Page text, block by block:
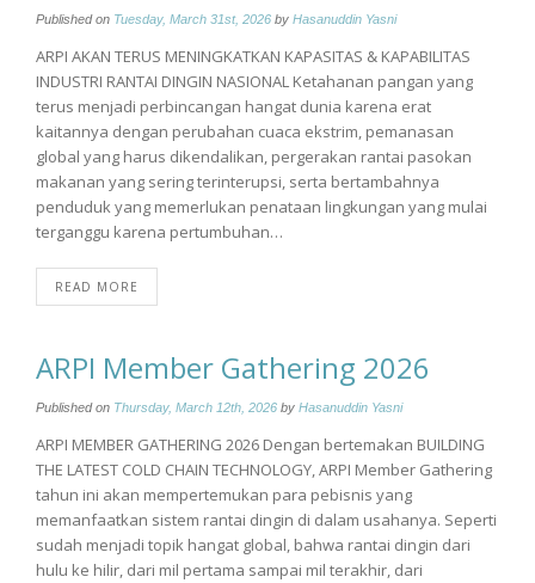
Published on Tuesday, March 31st, 2026 by Hasanuddin Yasni
ARPI AKAN TERUS MENINGKATKAN KAPASITAS & KAPABILITAS
INDUSTRI RANTAI DINGIN NASIONAL Ketahanan pangan yang
terus menjadi perbincangan hangat dunia karena erat
kaitannya dengan perubahan cuaca ekstrim, pemanasan
global yang harus dikendalikan, pergerakan rantai pasokan
makanan yang sering terinterupsi, serta bertambahnya
penduduk yang memerlukan penataan lingkungan yang mulai
terganggu karena pertumbuhan…
READ MORE
ARPI Member Gathering 2026
Published on Thursday, March 12th, 2026 by Hasanuddin Yasni
ARPI MEMBER GATHERING 2026 Dengan bertemakan BUILDING
THE LATEST COLD CHAIN TECHNOLOGY, ARPI Member Gathering
tahun ini akan mempertemukan para pebisnis yang
memanfaatkan sistem rantai dingin di dalam usahanya. Seperti
sudah menjadi topik hangat global, bahwa rantai dingin dari
hulu ke hilir, dari mil pertama sampai mil terakhir, dari